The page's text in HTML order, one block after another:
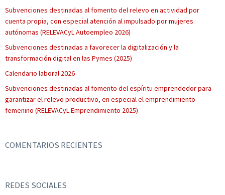
Subvenciones destinadas al fomento del relevo en actividad por
cuenta propia, con especial atención al impulsado por mujeres
autónomas (RELEVACyL Autoempleo 2026)
Subvenciones destinadas a favorecer la digitalización y la
transformación digital en las Pymes (2025)
Calendario laboral 2026
Subvenciones destinadas al fomento del espíritu emprendedor para
garantizar el relevo productivo, en especial el emprendimiento
femenino (RELEVACyL Emprendimiento 2025)
COMENTARIOS RECIENTES
REDES SOCIALES